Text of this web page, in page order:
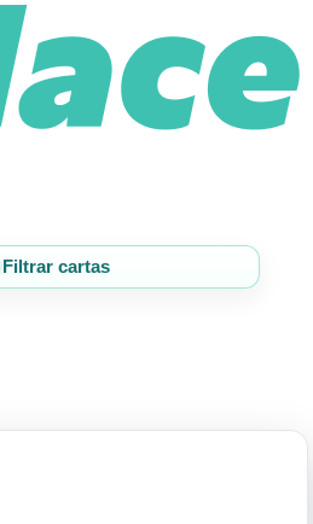
Filtrar cartas